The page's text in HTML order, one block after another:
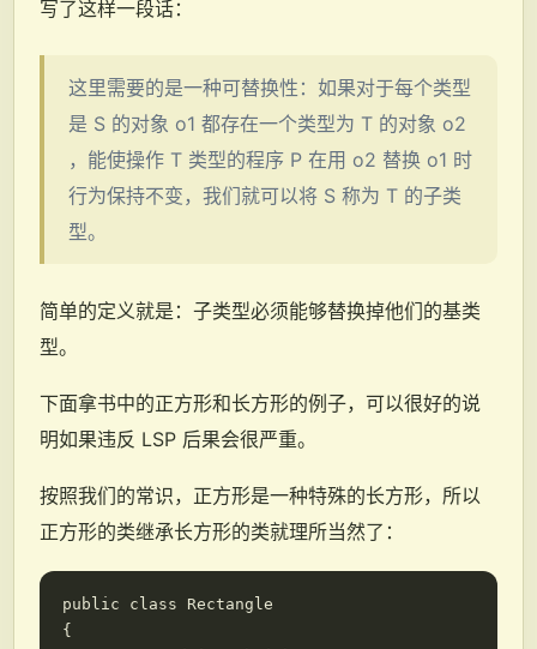
写了这样一段话：
这里需要的是一种可替换性：如果对于每个类型
是 S 的对象 o1 都存在一个类型为 T 的对象 o2
，能使操作 T 类型的程序 P 在用 o2 替换 o1 时
行为保持不变，我们就可以将 S 称为 T 的子类
型。
简单的定义就是：子类型必须能够替换掉他们的基类
型。
下面拿书中的正方形和长方形的例子，可以很好的说
明如果违反 LSP 后果会很严重。
按照我们的常识，正方形是一种特殊的长方形，所以
正方形的类继承长方形的类就理所当然了：
public class Rectangle
{